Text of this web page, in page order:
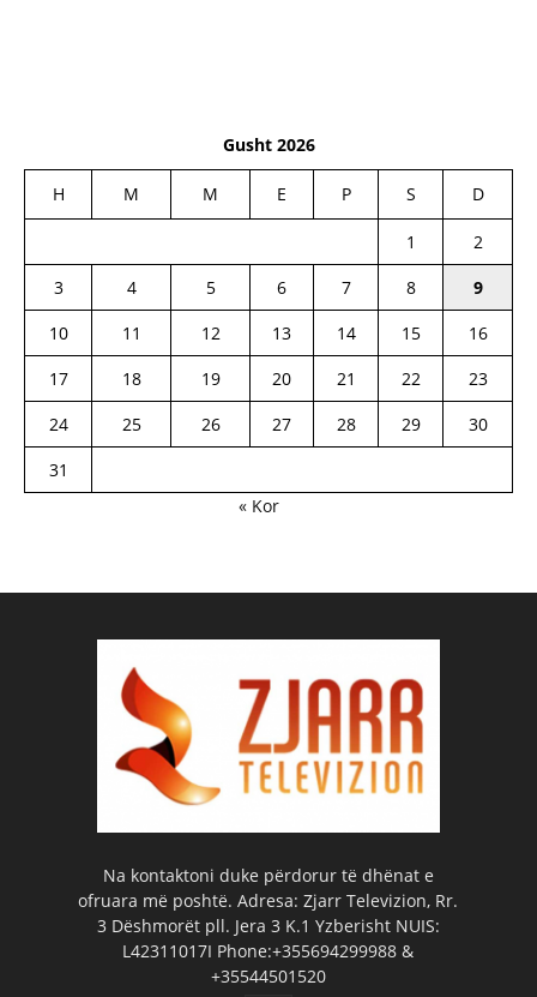
Gusht 2026
H M M E P S D
1
2
3
4 5 6 7 8
9
10
11 12 13 14 15
16
17
18 19 20 21 22
23
24
25 26 27 28 29
30
31
« Kor
Na kontaktoni duke përdorur të dhënat e
ofruara më poshtë. Adresa: Zjarr Televizion, Rr.
3 Dëshmorët pll. Jera 3 K.1 Yzberisht NUIS:
L42311017I Phone:+355694299988 &
+35544501520